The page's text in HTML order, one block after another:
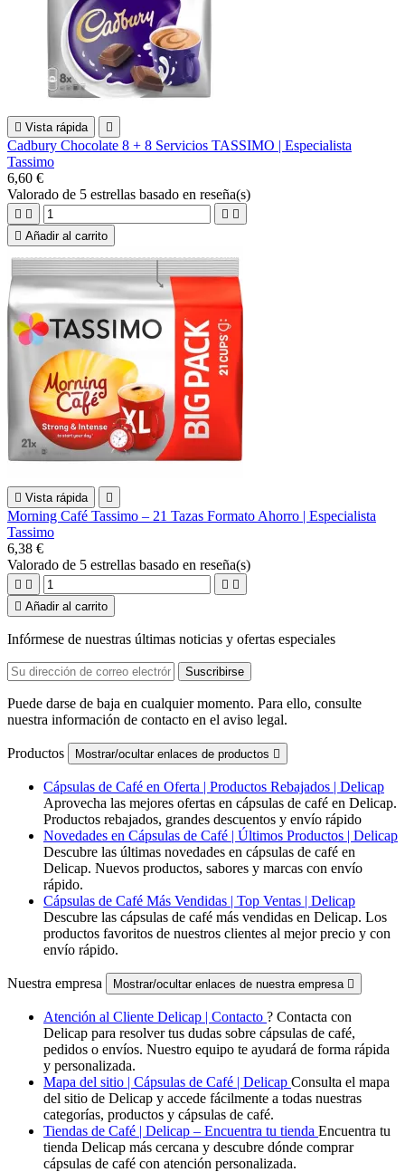
 Vista rápida 
Cadbury Chocolate 8 + 8 Servicios TASSIMO | Especialista
Tassimo
6,60 €
Valorado de 5 estrellas basado en reseña(s)
   
 Añadir al carrito
 Vista rápida 
Morning Café Tassimo – 21 Tazas Formato Ahorro | Especialista
Tassimo
6,38 €
Valorado de 5 estrellas basado en reseña(s)
   
 Añadir al carrito
Infórmese de nuestras últimas noticias y ofertas especiales
Puede darse de baja en cualquier momento. Para ello, consulte
nuestra información de contacto en el aviso legal.
Productos Mostrar/ocultar enlaces de productos 
Cápsulas de Café en Oferta | Productos Rebajados | Delicap
Aprovecha las mejores ofertas en cápsulas de café en Delicap.
Productos rebajados, grandes descuentos y envío rápido
Novedades en Cápsulas de Café | Últimos Productos | Delicap
Descubre las últimas novedades en cápsulas de café en
Delicap. Nuevos productos, sabores y marcas con envío
rápido.
Cápsulas de Café Más Vendidas | Top Ventas | Delicap
Descubre las cápsulas de café más vendidas en Delicap. Los
productos favoritos de nuestros clientes al mejor precio y con
envío rápido.
Nuestra empresa Mostrar/ocultar enlaces de nuestra empresa 
Atención al Cliente Delicap | Contacto ? Contacta con
Delicap para resolver tus dudas sobre cápsulas de café,
pedidos o envíos. Nuestro equipo te ayudará de forma rápida
y personalizada.
Mapa del sitio | Cápsulas de Café | Delicap Consulta el mapa
del sitio de Delicap y accede fácilmente a todas nuestras
categorías, productos y cápsulas de café.
Tiendas de Café | Delicap – Encuentra tu tienda Encuentra tu
tienda Delicap más cercana y descubre dónde comprar
cápsulas de café con atención personalizada.